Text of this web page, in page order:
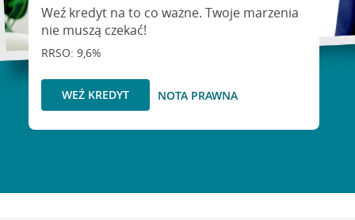
Weź kredyt na to co ważne. Twoje marzenia
nie muszą czekać!
RRSO: 9,6%
WEŹ KREDYT NOTA PRAWNA